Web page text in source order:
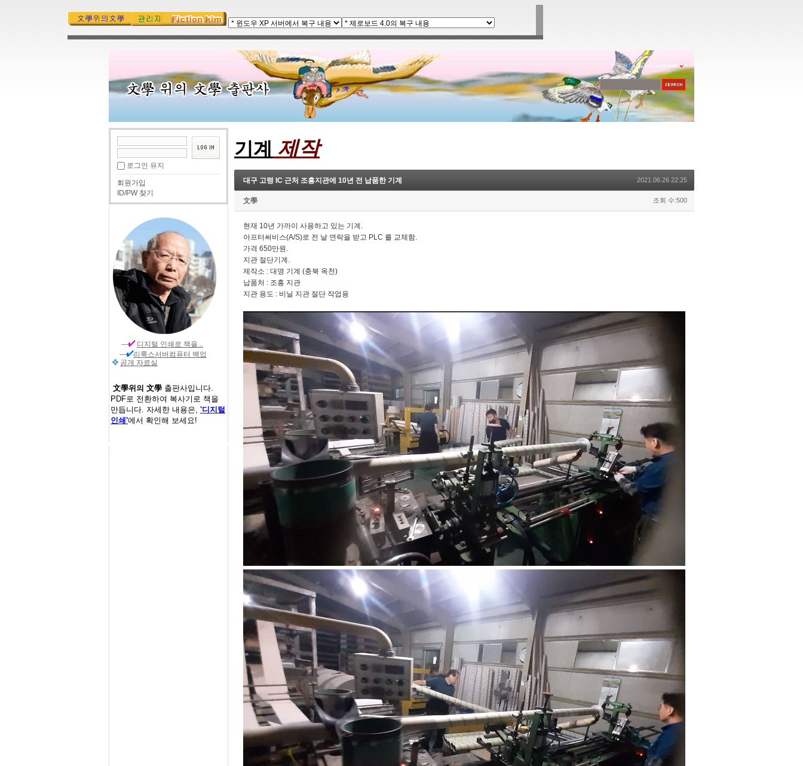
한국어
로그인 유지
회원가입
ID/PW 찾기
--- 디지털 인쇄 로 책을...
---
리룩스서버컴퓨터 백업
공개 자료실
文學위의 文學 출판사입니다.
PDF로 전환하여 복사기로 책을
만듭니다. 자세한 내용은, '디지털
인쇄'에서 확인해 보세요!
기계 제작
대구 고령 IC 근처 조흥지관에 10년 전 납품한 기계 2021.06.26 22:25
文學 조회 수:500
현재 10년 가까이 사용하고 있는 기계.
아프터써비스(A/S)로 전 날 연락을 받고 PLC 를 교체함.
가격 650만원.
지관 절단기계.
제작소 : 대명 기계 (충북 옥천)
납품처 : 조흥 지관
지관 용도 : 비닐 지관 절단 작업용